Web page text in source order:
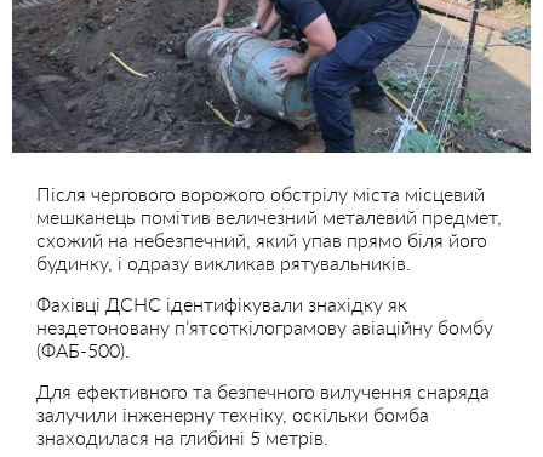
Після чергового ворожого обстрілу міста місцевий
мешканець помітив величезний металевий предмет,
схожий на небезпечний, який упав прямо біля його
будинку, і одразу викликав рятувальників.
Фахівці ДСНС ідентифікували знахідку як
нездетоновану п’ятсоткілограмову авіаційну бомбу
(ФАБ-500).
Для ефективного та безпечного вилучення снаряда
залучили інженерну техніку, оскільки бомба
знаходилася на глибині 5 метрів.